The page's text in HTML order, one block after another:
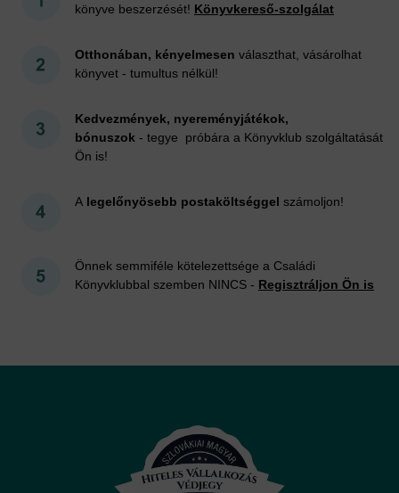
könyve beszerzését! Könyvkereső-szolgálat
Otthonában, kényelmesen választhat, vásárolhat
könyvet - tumultus nélkül!
Kedvezmények, nyereményjátékok,
bónuszok - tegye próbára a Könyvklub szolgáltatását
Ön is!
A legelőnyösebb postaköltséggel számoljon!
Önnek semmiféle kötelezettsége a Családi
Könyvklubbal szemben NINCS - Regisztráljon Ön is